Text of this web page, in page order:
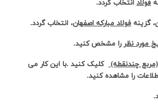
فولاد انتخاب گردد.
، گزینه فولاد مبارکه اصفهان، انتخاب گردد.
مورد نظررا مشخص کنید.
(مربع چندنقطه) کلیک کنید .با این کار می
را مشاهده کنید.